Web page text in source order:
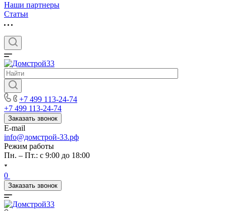
Наши партнеры
Статьи
+7 499 113-24-74
+7 499 113-24-74
Заказать звонок
E-mail
info@домстрой-33.рф
Режим работы
Пн. – Пт.: с 9:00 до 18:00
0
Заказать звонок